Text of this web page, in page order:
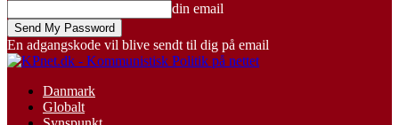
din email
En adgangskode vil blive sendt til dig på email
Danmark
Globalt